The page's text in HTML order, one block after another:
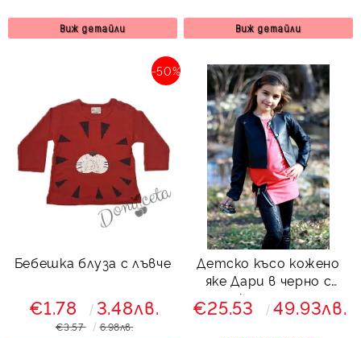
Виж детайли Виж детайли
Бебешка блуза с лъвче
-50%
€1.78 3.48лв.
€3.57 6.98лв.
Детско късо кожено
яке Дари в черно с
копчета
€25.53 49.93лв.